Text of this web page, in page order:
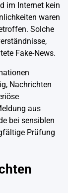
im Internet kein
waren
Solche
Fake-News.
Nachrichten
aus
bei sensiblen
Prüfung